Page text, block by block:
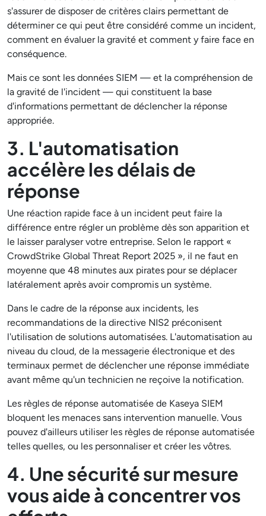
s'assurer de disposer de critères clairs permettant de
déterminer ce qui peut être considéré comme un incident,
comment en évaluer la gravité et comment y faire face en
conséquence.
Mais ce sont les données SIEM — et la compréhension de
la gravité de l'incident — qui constituent la base
d'informations permettant de déclencher la réponse
appropriée.
3. L'automatisation
accélère les délais de
réponse
Une réaction rapide face à un incident peut faire la
différence entre régler un problème dès son apparition et
le laisser paralyser votre entreprise. Selon le rapport «
CrowdStrike Global Threat Report 2025 », il ne faut en
moyenne que 48 minutes aux pirates pour se déplacer
latéralement après avoir compromis un système.
Dans le cadre de la réponse aux incidents, les
recommandations de la directive NIS2 préconisent
l'utilisation de solutions automatisées. L'automatisation au
niveau du cloud, de la messagerie électronique et des
terminaux permet de déclencher une réponse immédiate
avant même qu'un technicien ne reçoive la notification.
Les règles de réponse automatisée de Kaseya SIEM
bloquent les menaces sans intervention manuelle. Vous
pouvez d'ailleurs utiliser les règles de réponse automatisée
telles quelles, ou les personnaliser et créer les vôtres.
4. Une sécurité sur mesure
vous aide à concentrer vos